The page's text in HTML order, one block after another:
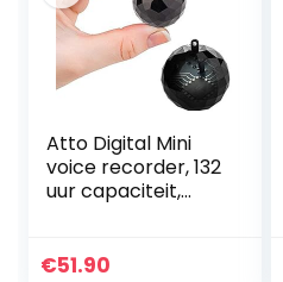
Atto Digital Mini
voice recorder, 132
uur capaciteit,
batterijduur,
€51.90